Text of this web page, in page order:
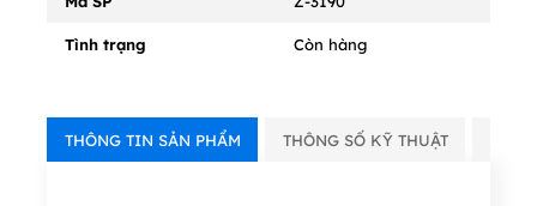
Tình trạng Còn hàng
THÔNG TIN SẢN PHẨM THÔNG SỐ KỸ THUẬT